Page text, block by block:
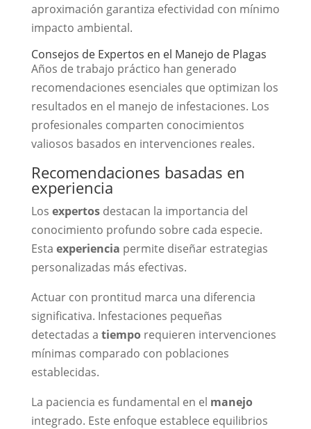
aproximación garantiza efectividad con mínimo
impacto ambiental.
Consejos de Expertos en el Manejo de Plagas
Años de trabajo práctico han generado
recomendaciones esenciales que optimizan los
resultados en el manejo de infestaciones. Los
profesionales comparten conocimientos
valiosos basados en intervenciones reales.
Recomendaciones basadas en
experiencia
Los expertosdestacan la importancia del
conocimiento profundo sobre cada especie.
Esta experiencia permite diseñar estrategias
personalizadas más efectivas.
Actuar con prontitud marca una diferencia
significativa. Infestaciones pequeñas
detectadas a tiemporequieren intervenciones
mínimas comparado con poblaciones
establecidas.
La paciencia es fundamental en el manejo
integrado. Este enfoque establece equilibrios